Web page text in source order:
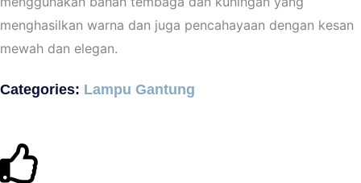
menghasilkan warna dan juga pencahayaan dengan kesan
mewah dan elegan.
Categories: Lampu Gantung